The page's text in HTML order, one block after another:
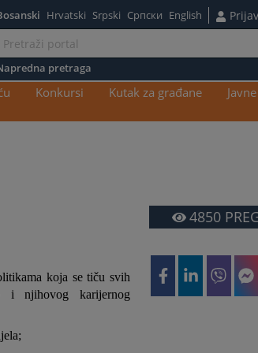
Hrvatski Srpski Српски English
pretraga
Konkursi Kutak za građane
koja se tiču svih
i njihovog karijernog
4850